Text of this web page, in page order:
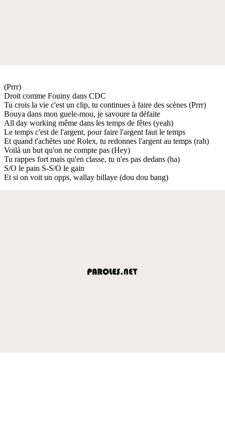
(Prrr)
Droit comme Fouiny dans CDC
Tu crois la vie c'est un clip, tu continues à faire des scènes (Prrr)
Bouya dans mon guele-mou, je savoure ta défaite
All day working même dans les temps de fêtes (yeah)
Le temps c'est de l'argent, pour faire l'argent faut le temps
Et quand t'achètes une Rolex, tu redonnes l'argent au temps (rah)
Voilà un but qu'on ne compte pas (Hey)
Tu rappes fort mais qu'en classe, tu n'es pas dedans (ha)
S/O le pain S-S/O le gain
Et si on voit un opps, wallay billaye (dou dou bang)